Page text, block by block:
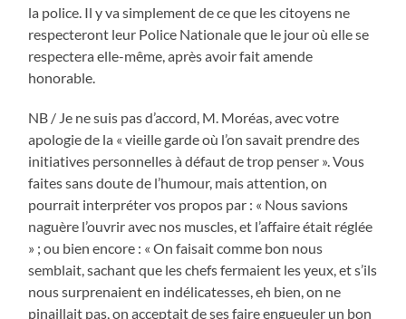
la police. Il y va simplement de ce que les citoyens ne
respecteront leur Police Nationale que le jour où elle se
respectera elle-même, après avoir fait amende
honorable.
NB / Je ne suis pas d’accord, M. Moréas, avec votre
apologie de la « vieille garde où l’on savait prendre des
initiatives personnelles à défaut de trop penser ». Vous
faites sans doute de l’humour, mais attention, on
pourrait interpréter vos propos par : « Nous savions
naguère l’ouvrir avec nos muscles, et l’affaire était réglée
» ; ou bien encore : « On faisait comme bon nous
semblait, sachant que les chefs fermaient les yeux, et s’ils
nous surprenaient en indélicatesses, eh bien, on ne
pinaillait pas, on acceptait de ses faire engueuler un bon